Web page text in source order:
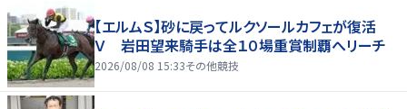
【エルムＳ】砂に戻ってルクソールカフェが復活
Ｖ 岩田望来騎手は全１０場重賞制覇へリーチ
2026/08/08 15:33その他競技